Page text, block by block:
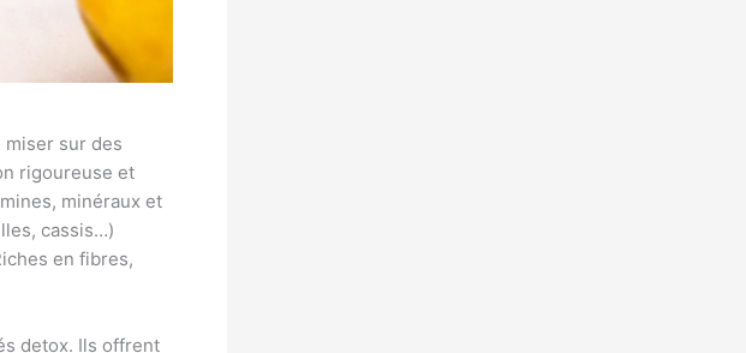
sur des
rigoureuse et
minéraux et
cassis…)
en fibres,
detox. Ils offrent